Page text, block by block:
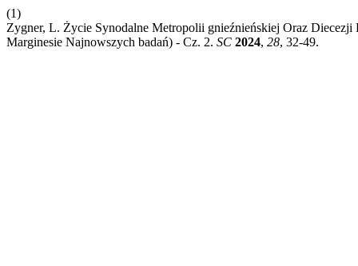
(1)
Zygner, L. Życie Synodalne Metropolii gnieźnieńskiej Oraz
Marginesie Najnowszych badań) - Cz. 2. SC 2024, 28, 32-49.